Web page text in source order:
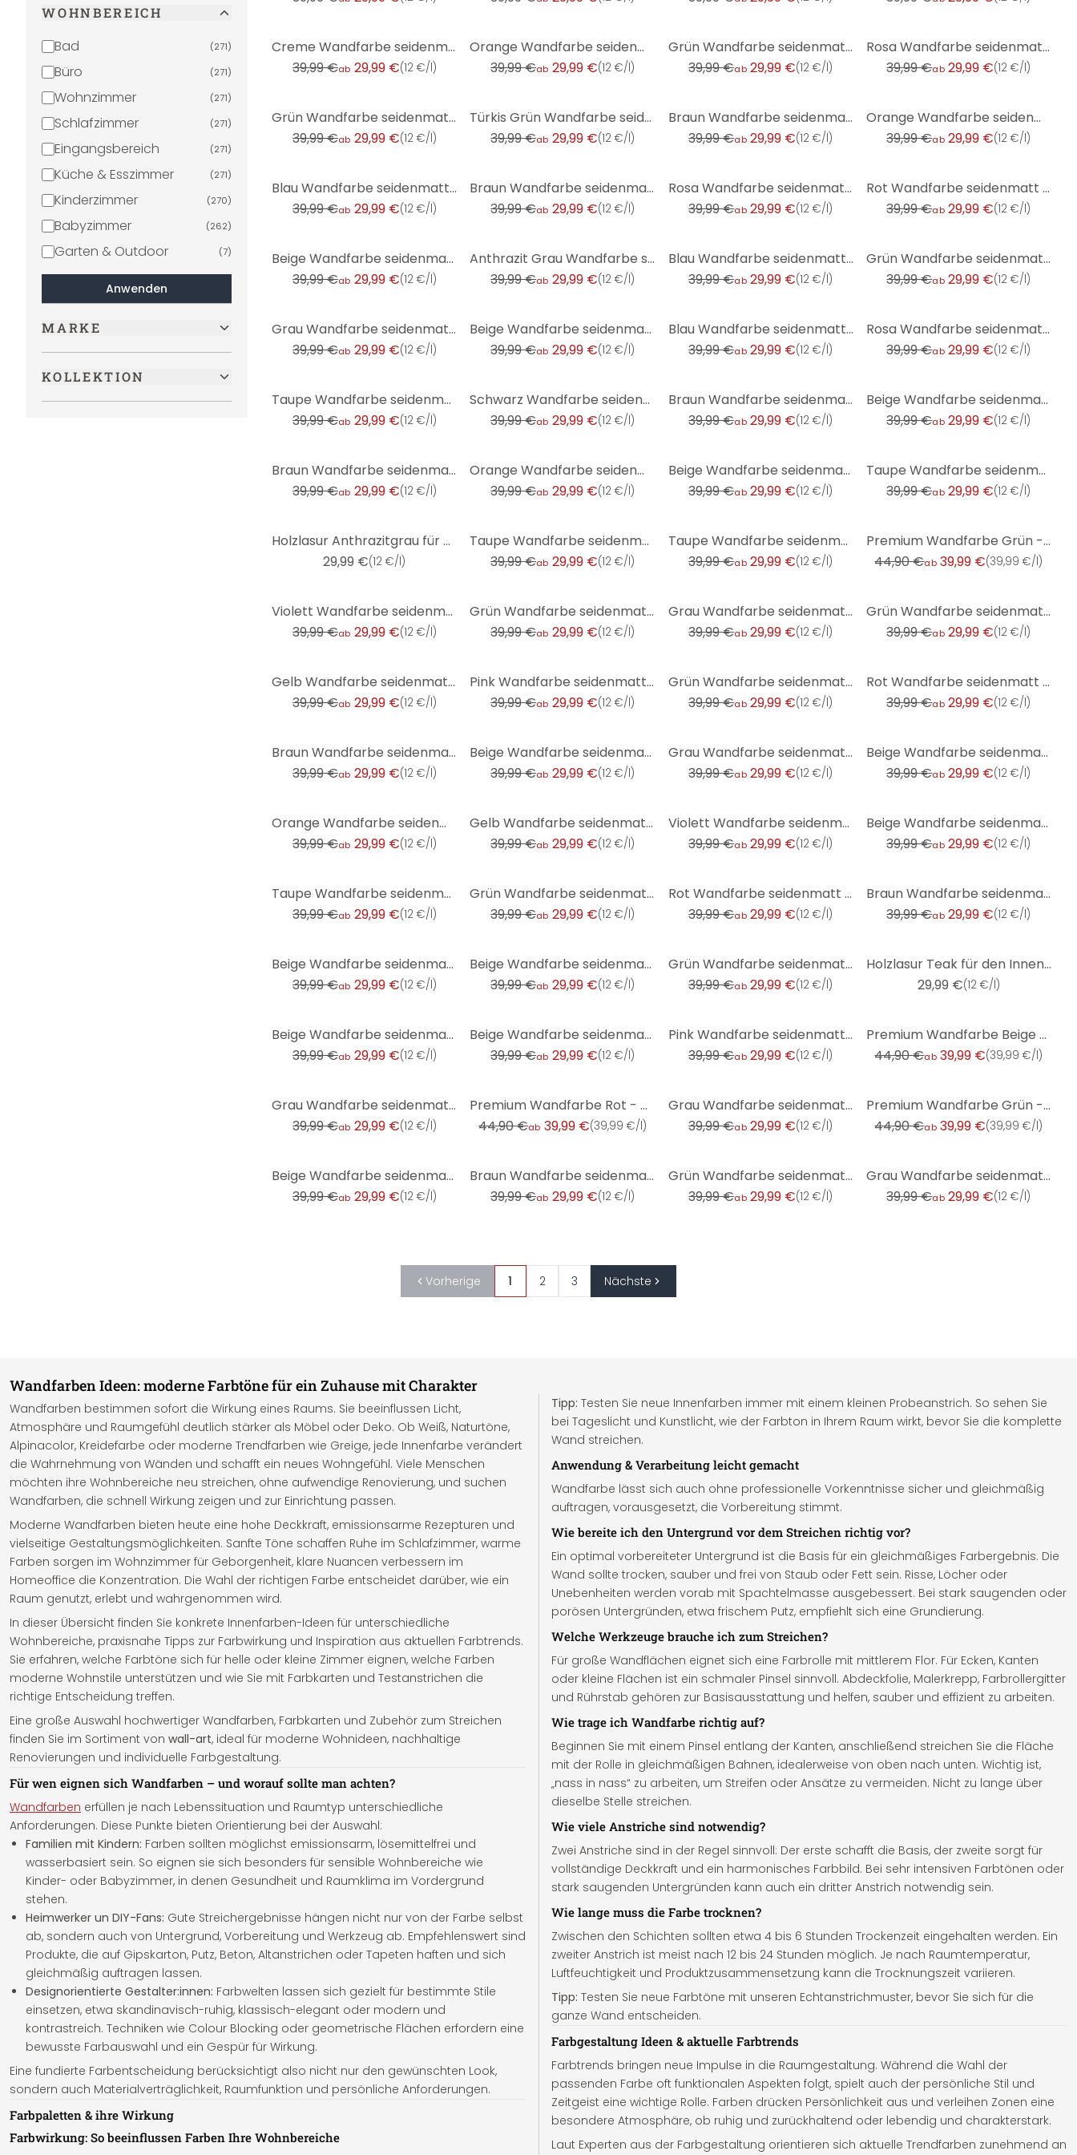
WOHNBEREICH
Bad (271)
Büro (271)
Wohnzimmer (271)
Schlafzimmer (271)
Eingangsbereich (271)
Küche & Esszimmer (271)
Kinderzimmer (270)
Babyzimmer (262)
Garten & Outdoor (7)
Anwenden
MARKE
KOLLEKTION
Creme Wandfarbe seidenmatt I Shady Sugar | Raum öffnend und einladend | THE COLOR KITCHEN
39,99 €ab 29,99 €(12 €/l)
Orange Wandfarbe seidenmatt I Salted Caramel | energiegeladen begeisternd | THE COLOR KITCHEN
39,99 €ab 29,99 €(12 €/l)
Grün Wandfarbe seidenmatt I Green Lentil | Raumharmonie schaffend | THE COLOR KITCHEN
39,99 €ab 29,99 €(12 €/l)
Rosa Wandfarbe seidenmatt I Cute Cupcake | beruhigende und einladende Atmosphäre | THE COLOR KITCHEN
39,99 €ab 29,99 €(12 €/l)
Grün Wandfarbe seidenmatt I Unique Eucalyptus | Raumharmonie schaffend | THE COLOR KITCHEN
39,99 €ab 29,99 €(12 €/l)
Türkis Grün Wandfarbe seidenmatt I Swimming Pool | Raumharmonie schaffend | THE COLOR KITCHEN
39,99 €ab 29,99 €(12 €/l)
Braun Wandfarbe seidenmatt I Certain Cinnamon | behagliche und ruhige Raumatmosphäre schaffend | THE
39,99 €ab 29,99 €(12 €/l)
Orange Wandfarbe seidenmatt I Ruddy Rosehip | energiegeladen begeisternd | THE COLOR KITCHEN
39,99 €ab 29,99 €(12 €/l)
Blau Wandfarbe seidenmatt I Soft Sky | mit beruhigender Wirkung | THE COLOR KITCHEN
39,99 €ab 29,99 €(12 €/l)
Braun Wandfarbe seidenmatt I Icy Chocolate | behagliche und ruhige Raumatmosphäre schaffend | THE CO
39,99 €ab 29,99 €(12 €/l)
Rosa Wandfarbe seidenmatt I Honeydew Melon | beruhigende und einladende Atmosphäre | THE COLOR KITCH
39,99 €ab 29,99 €(12 €/l)
Rot Wandfarbe seidenmatt I Simple Safron | leidenschaftlich und voller Energie | THE COLOR KITCHEN
39,99 €ab 29,99 €(12 €/l)
Beige Wandfarbe seidenmatt I Precious Popcorn | Raum öffnend und beruhigend | THE COLOR KITCHEN
39,99 €ab 29,99 €(12 €/l)
Anthrazit Grau Wandfarbe seidenmatt I Poppy Seed | elegante, moderne Atmosphäre schaffend | THE COLO
39,99 €ab 29,99 €(12 €/l)
Blau Wandfarbe seidenmatt I Classic Cornflower | mit beruhigender Wirkung | THE COLOR KITCHEN
39,99 €ab 29,99 €(12 €/l)
Grün Wandfarbe seidenmatt I Warm Wasabi | Raumharmonie schaffend | THE COLOR KITCHEN
39,99 €ab 29,99 €(12 €/l)
Grau Wandfarbe seidenmatt I Poised Pepper | elegante, moderne Atmosphäre schaffend | THE COLOR KITCH
39,99 €ab 29,99 €(12 €/l)
Beige Wandfarbe seidenmatt I Nutty Nutmeg | Raum öffnend und beruhigend | THE COLOR KITCHEN
39,99 €ab 29,99 €(12 €/l)
Blau Wandfarbe seidenmatt I Blue Herring | mit beruhigender Wirkung | THE COLOR KITCHEN
39,99 €ab 29,99 €(12 €/l)
Rosa Wandfarbe seidenmatt I Cotton Candy | beruhigende und einladende Atmosphäre | THE COLOR KITCHEN
39,99 €ab 29,99 €(12 €/l)
Taupe Wandfarbe seidenmatt I Opened Oyster | Atmosphäre zurückhaltender Eleganz schaffend | THE COLO
39,99 €ab 29,99 €(12 €/l)
Schwarz Wandfarbe seidenmatt I Casual Caviar | für Räume mit Raffinesse | THE COLOR KITCHEN
39,99 €ab 29,99 €(12 €/l)
Braun Wandfarbe seidenmatt I Friendly Fennel | behagliche und ruhige Raumatmosphäre schaffend | THE
39,99 €ab 29,99 €(12 €/l)
Beige Wandfarbe seidenmatt I Chilled Chai Latte | Raum öffnend und beruhigend | THE COLOR KITCHEN
39,99 €ab 29,99 €(12 €/l)
Braun Wandfarbe seidenmatt I Jellied Jostaberry | behagliche und ruhige Raumatmosphäre schaffend| TH
39,99 €ab 29,99 €(12 €/l)
Orange Wandfarbe seidenmatt I Pure Papaya | energiegeladen begeisternd | THE COLOR KITCHEN
39,99 €ab 29,99 €(12 €/l)
Beige Wandfarbe seidenmatt I Pure Pampas | Raum öffnend und beruhigend | THE COLOR KITCHEN
39,99 €ab 29,99 €(12 €/l)
Taupe Wandfarbe seidenmatt I Grey Pumpkin | Atmosphäre zurückhaltender Eleganz schaffend | THE COLOR
39,99 €ab 29,99 €(12 €/l)
Holzlasur Anthrazitgrau für den Innen- und Außenbereich - Seidenglänzend 2,5l - The Color Kitchen
29,99 €(12 €/l)
Taupe Wandfarbe seidenmatt I Pumpkin Seed | Atmosphäre zurückhaltender Eleganz schaffend | THE COLOR
39,99 €ab 29,99 €(12 €/l)
Taupe Wandfarbe seidenmatt I Oyster Mushroom | Atmosphäre zurückhaltender Eleganz schaffend | THE CO
39,99 €ab 29,99 €(12 €/l)
Premium Wandfarbe Grün - Tuchmatte Innenwandfarbe - PURO c5002 sage green
44,90 €ab 39,99 €(39,99 €/l)
Violett Wandfarbe seidenmatt I Leafy Lavender | vitalisierender Raumcharakter | THE COLOR KITCHEN
39,99 €ab 29,99 €(12 €/l)
Grün Wandfarbe seidenmatt I Magical Mint | Raumharmonie schaffend | THE COLOR KITCHEN
39,99 €ab 29,99 €(12 €/l)
Grau Wandfarbe seidenmatt I Calm Clam | elegante, moderne Atmosphäre schaffend | THE COLOR KITCHEN
39,99 €ab 29,99 €(12 €/l)
Grün Wandfarbe seidenmatt I Typical Trout | Raumharmonie schaffend | THE COLOR KITCHEN
39,99 €ab 29,99 €(12 €/l)
Gelb Wandfarbe seidenmatt I Playful Pineapple | belebende Wirkung | THE COLOR KITCHEN
39,99 €ab 29,99 €(12 €/l)
Pink Wandfarbe seidenmatt I Masterfully Macaron | verspielt und fröhlicher Charakter | THE COLOR KIT
39,99 €ab 29,99 €(12 €/l)
Grün Wandfarbe seidenmatt I Mellow Matcha | Raumharmonie schaffend | THE COLOR KITCHEN
39,99 €ab 29,99 €(12 €/l)
Rot Wandfarbe seidenmatt I Sweet Marmelade | leidenschaftlich und voller Energie | THE COLOR KITCHEN
39,99 €ab 29,99 €(12 €/l)
Braun Wandfarbe seidenmatt I Dynamic Date | behagliche und ruhige Raumatmosphäre schaffend | THE COL
39,99 €ab 29,99 €(12 €/l)
Beige Wandfarbe seidenmatt I Flat White Coffee | Raum öffnend und beruhigend | THE COLOR KITCHEN
39,99 €ab 29,99 €(12 €/l)
Grau Wandfarbe seidenmatt I Grey Salt | elegante, moderne Atmosphäre schaffend | THE COLOR KITCHEN
39,99 €ab 29,99 €(12 €/l)
Beige Wandfarbe seidenmatt I Himalaya Salt | Raum öffnend und beruhigend | THE COLOR KITCHEN
39,99 €ab 29,99 €(12 €/l)
Orange Wandfarbe seidenmatt I Pretty Pumpkin | energiegeladen begeisternd | THE COLOR KITCHEN
39,99 €ab 29,99 €(12 €/l)
Gelb Wandfarbe seidenmatt I Mighty Mango | belebende Wirkung | THE COLOR KITCHEN
39,99 €ab 29,99 €(12 €/l)
Violett Wandfarbe seidenmatt I Feminine Fig | vitalisierender Raumcharakter | THE COLOR KITCHEN
39,99 €ab 29,99 €(12 €/l)
Beige Wandfarbe seidenmatt I Muscat Wine | Raum öffnend und beruhigend | THE COLOR KITCHEN
39,99 €ab 29,99 €(12 €/l)
Taupe Wandfarbe seidenmatt I Aesthetic Ajwain | Atmosphäre zurückhaltender Eleganz schaffend | THE C
39,99 €ab 29,99 €(12 €/l)
Grün Wandfarbe seidenmatt I Specific Spirulina | Raumharmonie schaffend | THE COLOR KITCHEN
39,99 €ab 29,99 €(12 €/l)
Rot Wandfarbe seidenmatt I Reddish Chestnut | leidenschaftlich und voller Energie | THE COLOR KITCHE
39,99 €ab 29,99 €(12 €/l)
Braun Wandfarbe seidenmatt I Passion Fruit | behagliche und ruhige Raumatmosphäre schaffend| THE COL
39,99 €ab 29,99 €(12 €/l)
Beige Wandfarbe seidenmatt I Chalky Chickpeas | Raum öffnend und beruhigend | THE COLOR KITCHEN
39,99 €ab 29,99 €(12 €/l)
Beige Wandfarbe seidenmatt I Humble Hummus | Raum öffnend und beruhigend | THE COLOR KITCHEN
39,99 €ab 29,99 €(12 €/l)
Grün Wandfarbe seidenmatt I Kitchy Kiwi | Raumharmonie schaffend | THE COLOR KITCHEN
39,99 €ab 29,99 €(12 €/l)
Holzlasur Teak für den Innen- und Außenbereich - Seidenglänzend 2,5l - The Color Kitchen
29,99 €(12 €/l)
Beige Wandfarbe seidenmatt I Piña Colada | Raum öffnend und beruhigend | THE COLOR KITCHEN
39,99 €ab 29,99 €(12 €/l)
Beige Wandfarbe seidenmatt I Sweet Strawberry | Raum öffnend und beruhigend | THE COLOR KITCHEN
39,99 €ab 29,99 €(12 €/l)
Pink Wandfarbe seidenmatt I Georgeous Grapefruit | verspielt und fröhlicher Charakter | THE COLOR KI
39,99 €ab 29,99 €(12 €/l)
Premium Wandfarbe Beige - Tuchmatte Innenwandfarbe - PURO c7017 soothing brown
44,90 €ab 39,99 €(39,99 €/l)
Grau Wandfarbe seidenmatt I Salty Shrimp | elegante, moderne Atmosphäre schaffend | THE COLOR KITCHE
39,99 €ab 29,99 €(12 €/l)
Premium Wandfarbe Rot - Tuchmatte Innenwandfarbe - PURO c2020 varied red
44,90 €ab 39,99 €(39,99 €/l)
Grau Wandfarbe seidenmatt I Original Oregano | elegante, moderne Atmosphäre schaffend | THE COLOR KI
39,99 €ab 29,99 €(12 €/l)
Premium Wandfarbe Grün - Tuchmatte Innenwandfarbe - PURO c4001 soft green
44,90 €ab 39,99 €(39,99 €/l)
Beige Wandfarbe seidenmatt I Pithy Pancake | Raum öffnend und beruhigend | THE COLOR KITCHEN
39,99 €ab 29,99 €(12 €/l)
Braun Wandfarbe seidenmatt I Tasty Truffle | behagliche und ruhige Raumatmosphäre schaffend| THE COL
39,99 €ab 29,99 €(12 €/l)
Grün Wandfarbe seidenmatt I Hot Peppers | Raumharmonie schaffend | THE COLOR KITCHEN
39,99 €ab 29,99 €(12 €/l)
Grau Wandfarbe seidenmatt I Pure Pitaya | elegante, moderne Atmosphäre schaffend | THE COLOR KITCHEN
39,99 €ab 29,99 €(12 €/l)
Vorherige 1 2 3 Nächste
Wandfarben Ideen: moderne Farbtöne für ein Zuhause mit Charakter
Wandfarben bestimmen sofort die Wirkung eines Raums. Sie beeinflussen Licht,
Atmosphäre und Raumgefühl deutlich stärker als Möbel oder Deko. Ob Weiß, Naturtöne,
Alpinacolor, Kreidefarbe oder moderne Trendfarben wie Greige, jede Innenfarbe verändert
die Wahrnehmung von Wänden und schafft ein neues Wohngefühl. Viele Menschen
möchten ihre Wohnbereiche neu streichen, ohne aufwendige Renovierung, und suchen
Wandfarben, die schnell Wirkung zeigen und zur Einrichtung passen.
Moderne Wandfarben bieten heute eine hohe Deckkraft, emissionsarme Rezepturen und
vielseitige Gestaltungsmöglichkeiten. Sanfte Töne schaffen Ruhe im Schlafzimmer, warme
Farben sorgen im Wohnzimmer für Geborgenheit, klare Nuancen verbessern im
Homeoffice die Konzentration. Die Wahl der richtigen Farbe entscheidet darüber, wie ein
Raum genutzt, erlebt und wahrgenommen wird.
In dieser Übersicht finden Sie konkrete Innenfarben-Ideen für unterschiedliche
Wohnbereiche, praxisnahe Tipps zur Farbwirkung und Inspiration aus aktuellen Farbtrends.
Sie erfahren, welche Farbtöne sich für helle oder kleine Zimmer eignen, welche Farben
moderne Wohnstile unterstützen und wie Sie mit Farbkarten und Testanstrichen die
richtige Entscheidung treffen.
Eine große Auswahl hochwertiger Wandfarben, Farbkarten und Zubehör zum Streichen
finden Sie im Sortiment von wall-art, ideal für moderne Wohnideen, nachhaltige
Renovierungen und individuelle Farbgestaltung.
Für wen eignen sich Wandfarben – und worauf sollte man achten?
Wandfarben erfüllen je nach Lebenssituation und Raumtyp unterschiedliche
Anforderungen. Diese Punkte bieten Orientierung bei der Auswahl:
Familien mit Kindern: Farben sollten möglichst emissionsarm, lösemittelfrei und
wasserbasiert sein. So eignen sie sich besonders für sensible Wohnbereiche wie
Kinder- oder Babyzimmer, in denen Gesundheit und Raumklima im Vordergrund
stehen.
Heimwerker un DIY-Fans: Gute Streichergebnisse hängen nicht nur von der Farbe selbst
ab, sondern auch von Untergrund, Vorbereitung und Werkzeug ab. Empfehlenswert sind
Produkte, die auf Gipskarton, Putz, Beton, Altanstrichen oder Tapeten haften und sich
gleichmäßig auftragen lassen.
Designorientierte Gestalter:innen: Farbwelten lassen sich gezielt für bestimmte Stile
einsetzen, etwa skandinavisch-ruhig, klassisch-elegant oder modern und
kontrastreich. Techniken wie Colour Blocking oder geometrische Flächen erfordern eine
bewusste Farbauswahl und ein Gespür für Wirkung.
Eine fundierte Farbentscheidung berücksichtigt also nicht nur den gewünschten Look,
sondern auch Materialverträglichkeit, Raumfunktion und persönliche Anforderungen.
Farbpaletten & ihre Wirkung
Farbwirkung: So beeinflussen Farben Ihre Wohnbereiche
Tipp: Testen Sie neue Innenfarben immer mit einem kleinen Probeanstrich. So sehen Sie
bei Tageslicht und Kunstlicht, wie der Farbton in Ihrem Raum wirkt, bevor Sie die komplette
Wand streichen.
Anwendung & Verarbeitung leicht gemacht
Wandfarbe lässt sich auch ohne professionelle Vorkenntnisse sicher und gleichmäßig
auftragen, vorausgesetzt, die Vorbereitung stimmt.
Wie bereite ich den Untergrund vor dem Streichen richtig vor?
Ein optimal vorbereiteter Untergrund ist die Basis für ein gleichmäßiges Farbergebnis. Die
Wand sollte trocken, sauber und frei von Staub oder Fett sein. Risse, Löcher oder
Unebenheiten werden vorab mit Spachtelmasse ausgebessert. Bei stark saugenden oder
porösen Untergründen, etwa frischem Putz, empfiehlt sich eine Grundierung.
Welche Werkzeuge brauche ich zum Streichen?
Für große Wandflächen eignet sich eine Farbrolle mit mittlerem Flor. Für Ecken, Kanten
oder kleine Flächen ist ein schmaler Pinsel sinnvoll. Abdeckfolie, Malerkrepp, Farbrollergitter
und Rührstab gehören zur Basisausstattung und helfen, sauber und effizient zu arbeiten.
Wie trage ich Wandfarbe richtig auf?
Beginnen Sie mit einem Pinsel entlang der Kanten, anschließend streichen Sie die Fläche
mit der Rolle in gleichmäßigen Bahnen, idealerweise von oben nach unten. Wichtig ist,
„nass in nass“ zu arbeiten, um Streifen oder Ansätze zu vermeiden. Nicht zu lange über
dieselbe Stelle streichen.
Wie viele Anstriche sind notwendig?
Zwei Anstriche sind in der Regel sinnvoll: Der erste schafft die Basis, der zweite sorgt für
vollständige Deckkraft und ein harmonisches Farbbild. Bei sehr intensiven Farbtönen oder
stark saugenden Untergründen kann auch ein dritter Anstrich notwendig sein.
Wie lange muss die Farbe trocknen?
Zwischen den Schichten sollten etwa 4 bis 6 Stunden Trockenzeit eingehalten werden. Ein
zweiter Anstrich ist meist nach 12 bis 24 Stunden möglich. Je nach Raumtemperatur,
Luftfeuchtigkeit und Produktzusammensetzung kann die Trocknungszeit variieren.
Tipp: Testen Sie neue Farbtöne mit unseren Echtanstrichmuster, bevor Sie sich für die
ganze Wand entscheiden.
Farbgestaltung Ideen & aktuelle Farbtrends
Farbtrends bringen neue Impulse in die Raumgestaltung. Während die Wahl der
passenden Farbe oft funktionalen Aspekten folgt, spielt auch der persönliche Stil und
Zeitgeist eine wichtige Rolle. Farben drücken Persönlichkeit aus und verleihen Zonen eine
besondere Atmosphäre, ob ruhig und zurückhaltend oder lebendig und charakterstark.
Laut Experten aus der Farbgestaltung orientieren sich aktuelle Trendfarben zunehmend an